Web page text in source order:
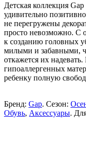
Детская коллекция
удивительно
не перегружены
просто невозможно. С
к созданию головных
милыми и забавными,
откажется их
гипоаллергенных
ребенку полную
Бренд: Gap. Сезон:
Обувь, Аксессуары.